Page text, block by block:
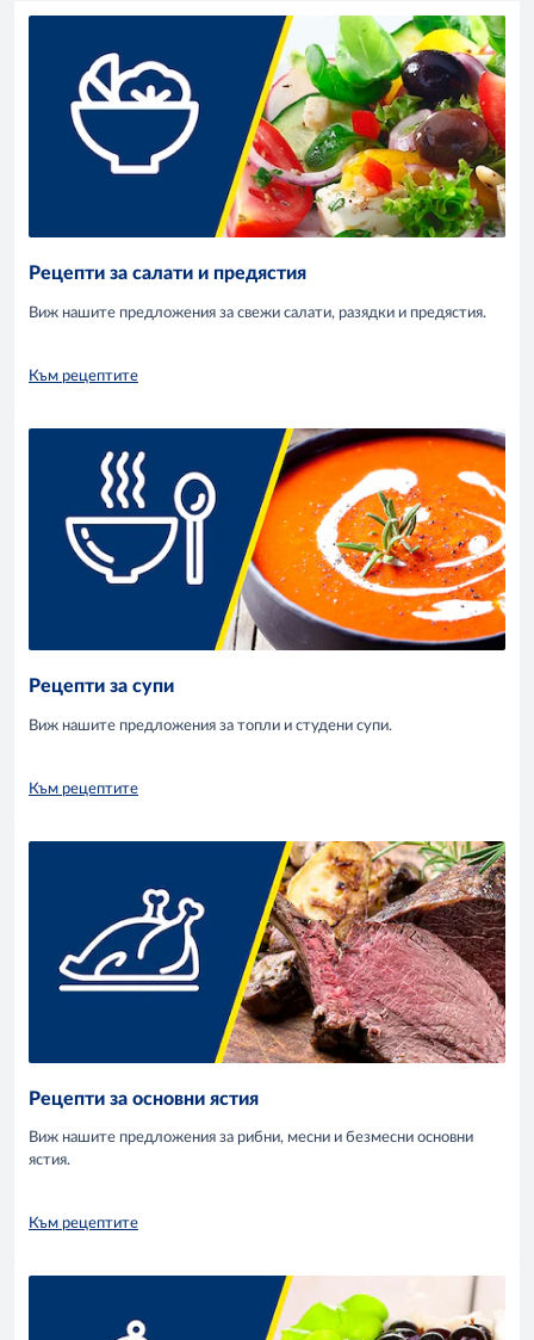
Рецепти за салати и предястия
Виж нашите предложения за свежи салати, разядки и предястия.
Към рецептите
Рецепти за супи
Виж нашите предложения за топли и студени супи.
Към рецептите
Рецепти за основни ястия
Виж нашите предложения за рибни, месни и безмесни основни
ястия.
Към рецептите